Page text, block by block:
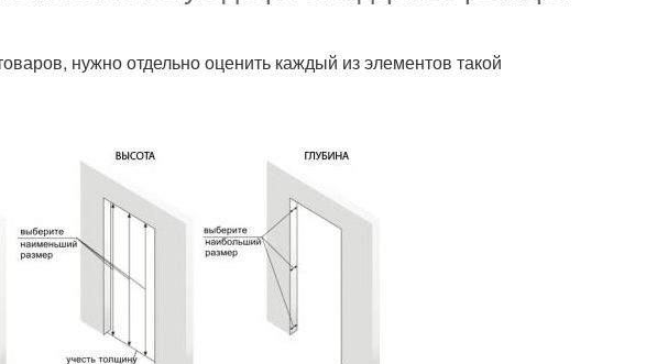
нужно отдельно оценить каждый из элементов такой